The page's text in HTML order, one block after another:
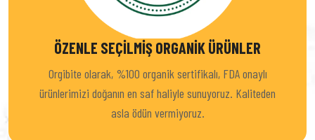
ÖZENLE SEÇILMIŞ ORGANIK ÜRÜNLER
Orgibite olarak, %100 organik sertifikalı, FDA onaylı
ürünlerimizi doğanın en saf haliyle sunuyoruz. Kaliteden
asla ödün vermiyoruz.